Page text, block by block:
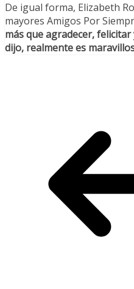
De igual forma, Elizabeth
mayores Amigos Por
más que agradecer,
dijo, realmente es